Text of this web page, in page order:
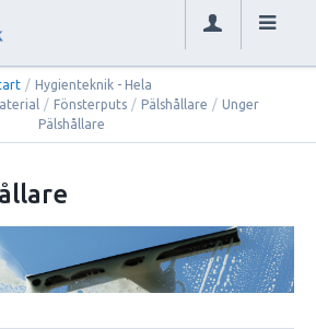
/ Hygienteknik - Hela
/ Fönsterputs / Pälshållare / Unger
Pälshållare